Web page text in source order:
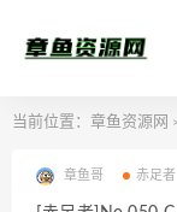
当前位置： 章鱼资源网 >
章鱼哥 赤足者